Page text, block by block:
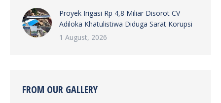
Proyek Irigasi Rp 4,8 Miliar Disorot CV
Adiloka Khatulistiwa Diduga Sarat Korupsi
1 August, 2026
FROM OUR GALLERY